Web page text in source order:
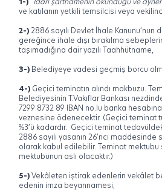
ve katılanın yetkili temsilcisi veya
2-)2886 sayılı Devlet İhale Kanunu’nun
gereğince ihale dışı bırakılma
taşımadığına dair yazılı Taahhütname,
3-)Belediyeye vadesi geçmiş borcu
4-)Geçici teminatın alındı makbuzu.
Belediyesinin T.Vakıflar Bankası
7299 8732 89 IBAN no.lu banka
veznesine ödenecektir. (Geçici teminat
%3’ü kadardır. Geçici teminat tedavüldeki
2886 sayılı yasanın 26’ncı
olarak kabul edilebilir. Teminat
mektubunun aslı olacaktır.)
5-)Vekâleten iştirak edenlerin vekâlet
edenin imza beyannamesi,